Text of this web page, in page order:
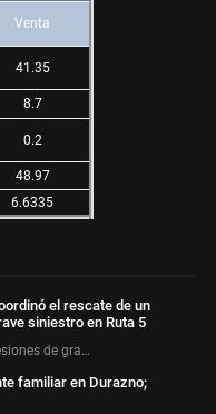
Venta
41.35
8.7
0.2
48.97
6.6335
el rescate de un
siniestro en Ruta 5
de gra…
familiar en Durazno;